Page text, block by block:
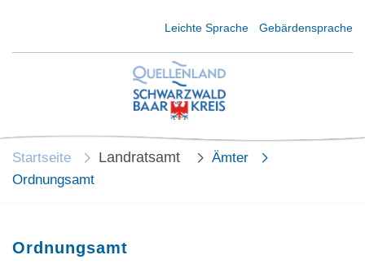
Leichte Sprache Gebärdensprache
Startseite Landratsamt
Ämter
Ordnungsamt
Ordnungsamt